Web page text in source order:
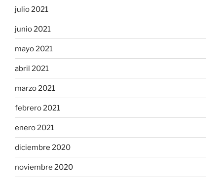
julio 2021
junio 2021
mayo 2021
abril 2021
marzo 2021
febrero 2021
enero 2021
diciembre 2020
noviembre 2020